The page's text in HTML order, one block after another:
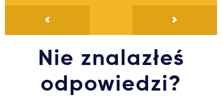
Nie znalazłeś
odpowiedzi?